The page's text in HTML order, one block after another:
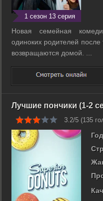
1 сезон 13 серия
Новая семейная
одиноких родителей после
возвращаются домой. ...
Лучшие пончики (1-2
3.2/5 (135